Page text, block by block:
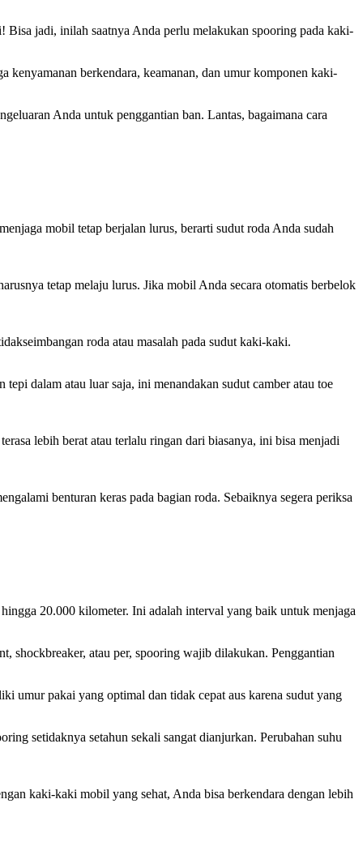
Bisa jadi, inilah saatnya Anda perlu melakukan spooring pada kaki-
kenyamanan berkendara, keamanan, dan umur komponen kaki-
Anda untuk penggantian ban. Lantas, bagaimana cara
mobil tetap berjalan lurus, berarti sudut roda Anda sudah
tetap melaju lurus. Jika mobil Anda secara otomatis berbelok
roda atau masalah pada sudut kaki-kaki.
dalam atau luar saja, ini menandakan sudut camber atau toe
lebih berat atau terlalu ringan dari biasanya, ini bisa menjadi
benturan keras pada bagian roda. Sebaiknya segera periksa
20.000 kilometer. Ini adalah interval yang baik untuk menjaga
shockbreaker, atau per, spooring wajib dilakukan. Penggantian
umur pakai yang optimal dan tidak cepat aus karena sudut yang
setidaknya setahun sekali sangat dianjurkan. Perubahan suhu
kaki-kaki mobil yang sehat, Anda bisa berkendara dengan lebih